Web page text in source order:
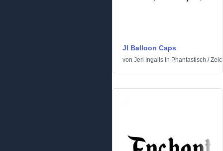
JI Balloon Caps
von Jeri Ingalls in Phantastisch /